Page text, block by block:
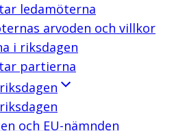
ledamöterna
arvoden och villkor
i riksdagen
partierna
och EU-nämnden